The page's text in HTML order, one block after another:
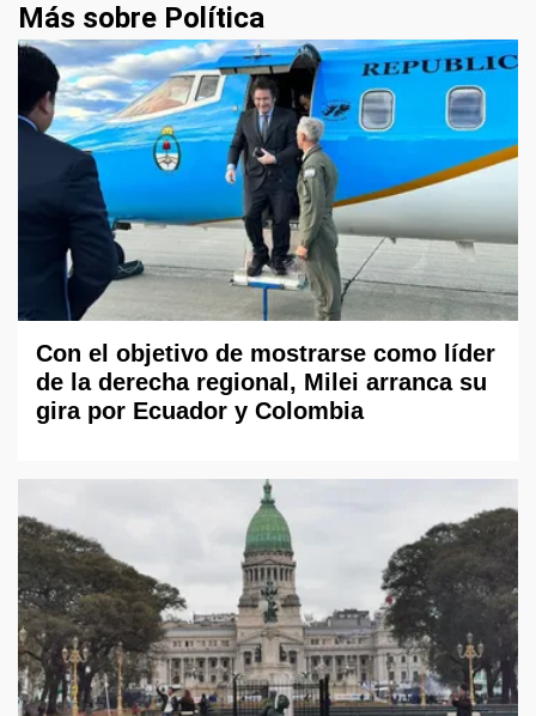
Más sobre Política
Con el objetivo de mostrarse como líder
de la derecha regional, Milei arranca su
gira por Ecuador y Colombia